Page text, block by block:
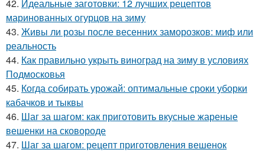
42. Идеальные заготовки: 12 лучших рецептов
маринованных огурцов на зиму
43. Живы ли розы после весенних заморозков: миф или
реальность
44. Как правильно укрыть виноград на зиму в условиях
Подмосковья
45. Когда собирать урожай: оптимальные сроки уборки
кабачков и тыквы
46. Шаг за шагом: как приготовить вкусные жареные
вешенки на сковороде
47. Шаг за шагом: рецепт приготовления вешенок